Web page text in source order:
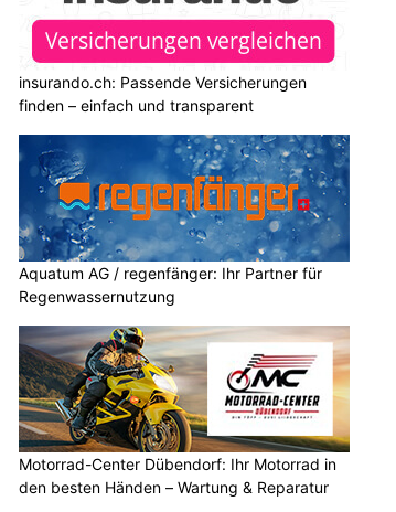
insurando.ch: Passende Versicherungen
finden – einfach und transparent
Aquatum AG / regenfänger: Ihr Partner für
Regenwassernutzung
Motorrad-Center Dübendorf: Ihr Motorrad in
den besten Händen – Wartung & Reparatur